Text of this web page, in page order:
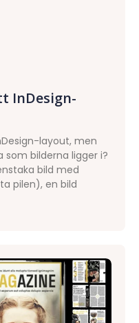
InDesign-
layout, men
bilderna ligger i?
bild med
pilen), en bild